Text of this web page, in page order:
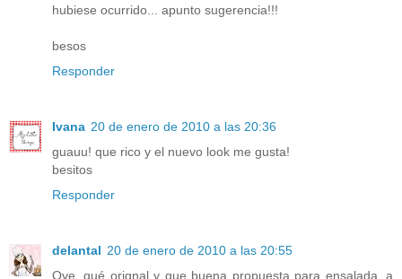
hubiese ocurrido... apunto sugerencia!!!
besos
Responder
Ivana 20 de enero de 2010 a las 20:36
guauu! que rico y el nuevo look me gusta!
besitos
Responder
delantal 20 de enero de 2010 a las 20:55
Oye, qué orignal y que buena propuesta para ensalada, a